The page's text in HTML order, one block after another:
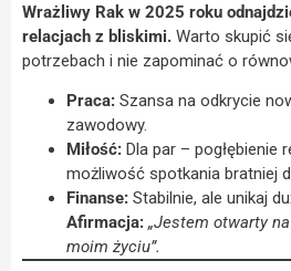
Wrażliwy Rak w 2025 roku
relacjach z bliskimi. Warto skupić
potrzebach i nie zapominać o
Praca: Szansa na odkrycie
zawodowy.
Miłość: Dla par – pogłębienie
możliwość spotkania bratniej
Finanse: Stabilnie, ale unikaj
Afirmacja: „Jestem otwarty
moim życiu”.